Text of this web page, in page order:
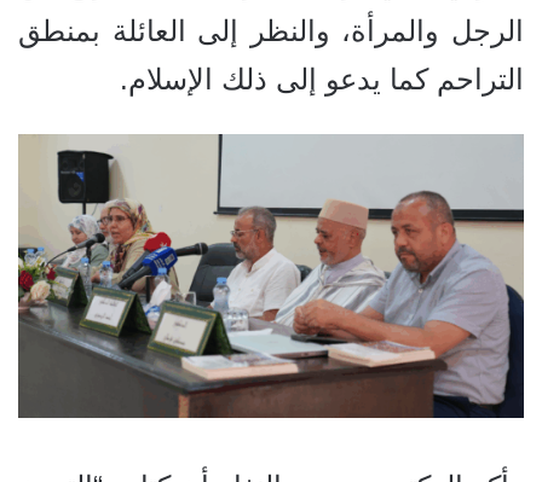
الرجل والمرأة، والنظر إلى العائلة بمنطق
التراحم كما يدعو إلى ذلك الإسلام.